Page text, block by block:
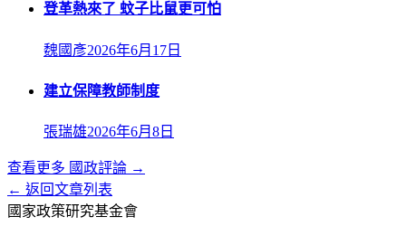
登革熱來了 蚊子比鼠更可怕
魏國彥2026年6月17日
建立保障教師制度
張瑞雄2026年6月8日
查看更多 國政評論 →
← 返回文章列表
國家政策研究基金會